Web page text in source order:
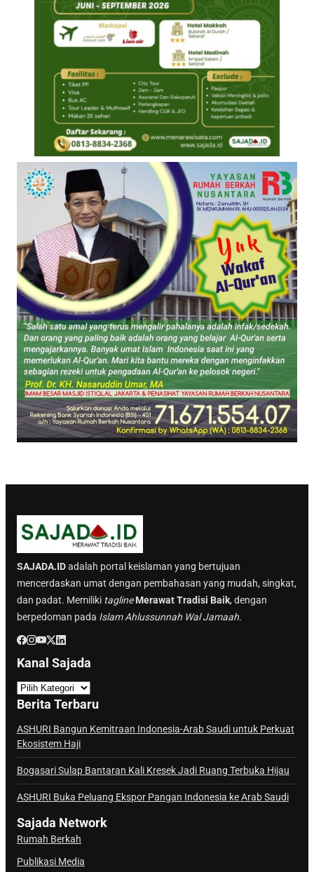
SAJADA.IDadalah portal keislaman yang bertujuan
mencerdaskan umat dengan pembahasan yang mudah, singkat,
dan padat. Memiliki tagline Merawat Tradisi Baik, dengan
berpedoman pada Islam Ahlussunnah Wal Jamaah.
Kanal Sajada
a
n
a
l
j
d
a
Berita Terbaru
ASHURI Bangun Kemitraan Indonesia-Arab Saudi untuk Perkuat
Ekosistem Haji
Bogasari Sulap Bantaran Kali Kresek Jadi Ruang Terbuka Hijau
ASHURI Buka Peluang Ekspor Pangan Indonesia ke Arab Saudi
Sajada Network
Rumah Berkah
Publikasi Media